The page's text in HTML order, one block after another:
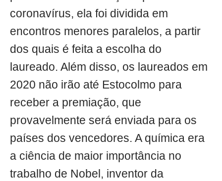
coronavírus, ela foi dividida em
encontros menores paralelos, a partir
dos quais é feita a escolha do
laureado. Além disso, os laureados em
2020 não irão até Estocolmo para
receber a premiação, que
provavelmente será enviada para os
países dos vencedores. A química era
a ciência de maior importância no
trabalho de Nobel, inventor da